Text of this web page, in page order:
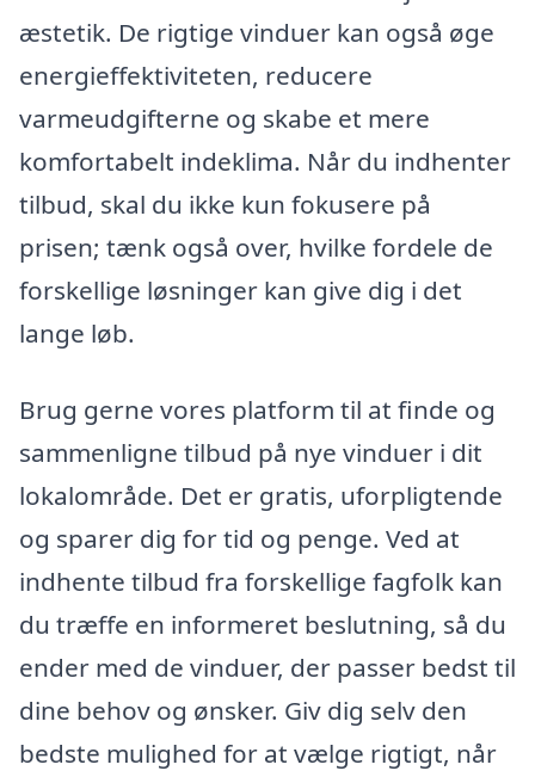
æstetik. De rigtige vinduer kan også øge
energieffektiviteten, reducere
varmeudgifterne og skabe et mere
komfortabelt indeklima. Når du indhenter
tilbud, skal du ikke kun fokusere på
prisen; tænk også over, hvilke fordele de
forskellige løsninger kan give dig i det
lange løb.
Brug gerne vores platform til at finde og
sammenligne tilbud på nye vinduer i dit
lokalområde. Det er gratis, uforpligtende
og sparer dig for tid og penge. Ved at
indhente tilbud fra forskellige fagfolk kan
du træffe en informeret beslutning, så du
ender med de vinduer, der passer bedst til
dine behov og ønsker. Giv dig selv den
bedste mulighed for at vælge rigtigt, når